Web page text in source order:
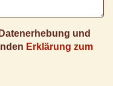
und
Erklärung zum